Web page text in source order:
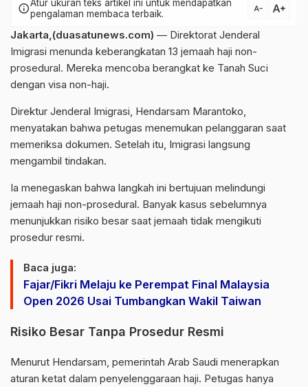
infoAtur ukuran teks artikel ini untuk mendapatkan
pengalaman membaca terbaik.
text_decrease text_increase
Jakarta,(duasatunews.com) — Direktorat Jenderal
Imigrasi menunda keberangkatan 13 jemaah haji non-
prosedural. Mereka mencoba berangkat ke Tanah Suci
dengan visa non-haji.
Direktur Jenderal Imigrasi, Hendarsam Marantoko,
menyatakan bahwa petugas menemukan pelanggaran saat
memeriksa dokumen. Setelah itu, Imigrasi langsung
mengambil tindakan.
Ia menegaskan bahwa langkah ini bertujuan melindungi
jemaah haji non-prosedural. Banyak kasus sebelumnya
menunjukkan risiko besar saat jemaah tidak mengikuti
prosedur resmi.
Baca juga:
Fajar/Fikri Melaju ke Perempat Final Malaysia
Open 2026 Usai Tumbangkan Wakil Taiwan
Risiko Besar Tanpa Prosedur Resmi
Menurut Hendarsam, pemerintah Arab Saudi menerapkan
aturan ketat dalam penyelenggaraan haji. Petugas hanya